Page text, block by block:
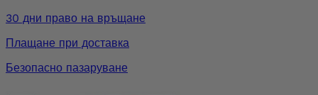
30 дни право на връщане
Плащане при доставка
Безопасно пазаруване